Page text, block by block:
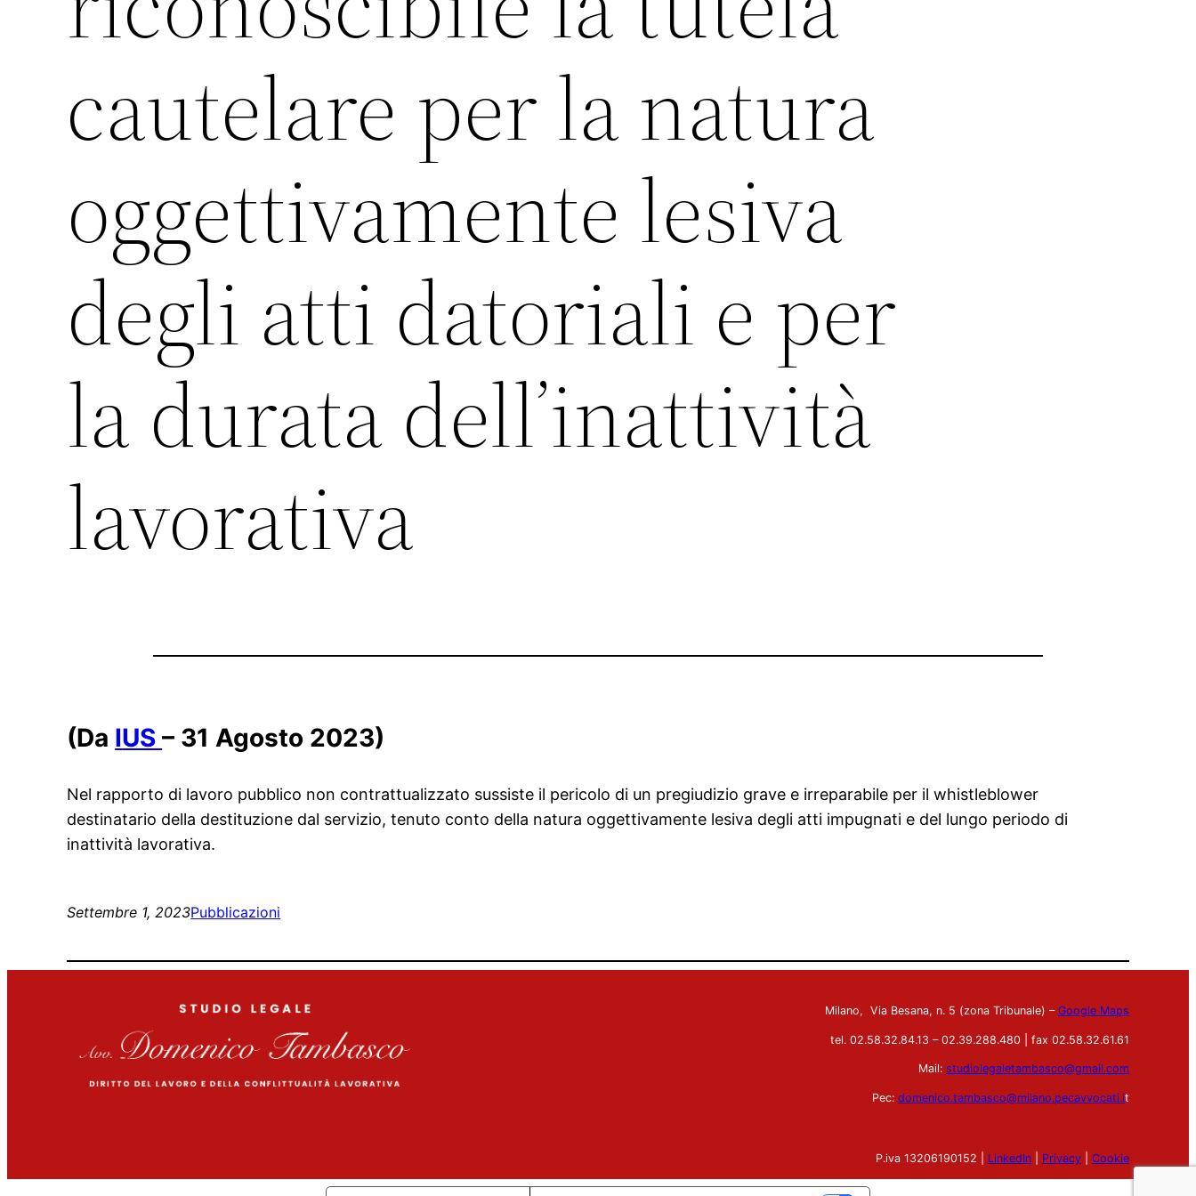
cautelare per la natura
oggettivamente lesiva
degli atti datoriali e per
la durata dell’inattività
lavorativa
(Da IUS– 31 Agosto 2023)
Nel rapporto di lavoro pubblico non contrattualizzato sussiste il pericolo di un pregiudizio grave e irreparabile per il whistleblower
destinatario della destituzione dal servizio, tenuto conto della natura oggettivamente lesiva degli atti impugnati e del lungo periodo di
inattività lavorativa.
Settembre 1, 2023Pubblicazioni
Milano, Via Besana, n. 5 (zona Tribunale) – Google Maps
tel. 02.58.32.84.13 – 02.39.288.480 | fax 02.58.32.61.61
Mail: studiolegaletambasco@gmail.com
Pec: domenico.tambasco@milano.pecavvocati.it
P.iva 13206190152 | LinkedIn| Privacy| Cookie